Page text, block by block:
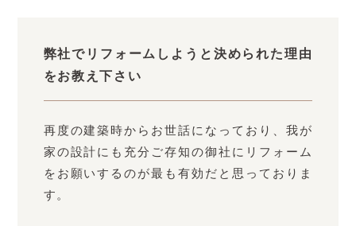
弊社でリフォームしようと決められた理由
をお教え下さい
再度の建築時からお世話になっており、我が
家の設計にも充分ご存知の御社にリフォーム
をお願いするのが最も有効だと思っておりま
す。